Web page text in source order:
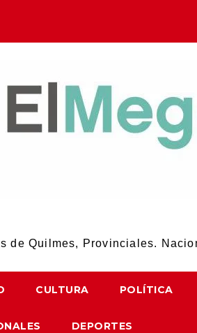
de Quilmes, Provinciales.
CULTURA POLÍTICA
DEPORTES